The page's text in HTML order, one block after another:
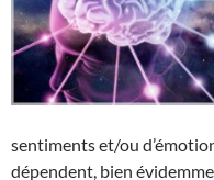
sentiments et/ou
dépendent, bien